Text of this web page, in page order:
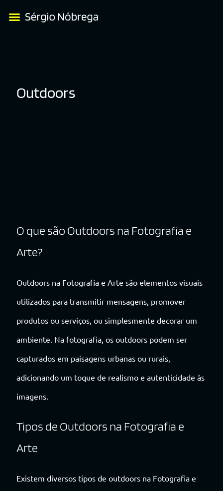
Outdoors
O que são Outdoors na Fotografia e
Arte?
Outdoors na Fotografia e Arte são elementos visuais
utilizados para transmitir mensagens, promover
produtos ou serviços, ou simplesmente decorar um
ambiente. Na fotografia, os outdoors podem ser
capturados em paisagens urbanas ou rurais,
adicionando um toque de realismo e autenticidade às
imagens.
Tipos de Outdoors na Fotografia e
Arte
Existem diversos tipos de outdoors na Fotografia e